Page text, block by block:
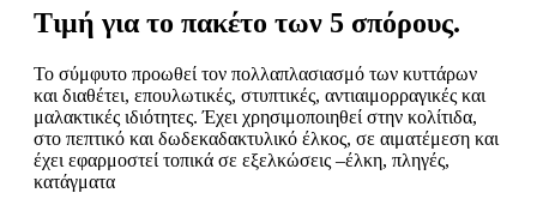
Τιμή για το πακέτο των 5 σπόρους.
Το σύμφυτο προωθεί τον πολλαπλασιασμό των κυττάρων
και διαθέτει, επουλωτικές, στυπτικές, αντιαιμορραγικές και
μαλακτικές ιδιότητες. Έχει χρησιμοποιηθεί στην κολίτιδα,
στο πεπτικό και δωδεκαδακτυλικό έλκος, σε αιματέμεση και
έχει εφαρμοστεί τοπικά σε εξελκώσεις –έλκη, πληγές,
κατάγματα